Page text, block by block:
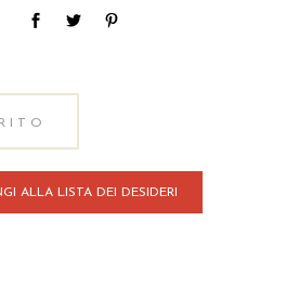
ALLA LISTA DEI DESIDERI